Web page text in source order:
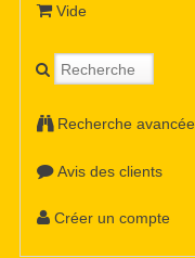
Vide
Recherche avancée
Avis des clients
Créer un compte